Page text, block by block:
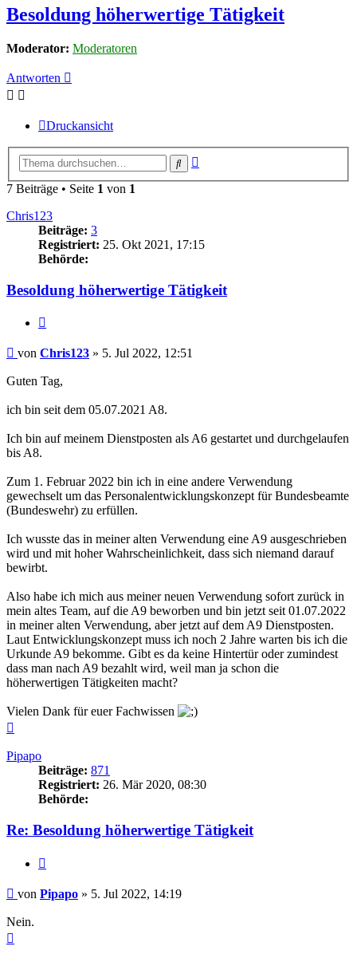
Besoldung höherwertige Tätigkeit
Moderator: Moderatoren
Antworten
Druckansicht
Suche
7 Beiträge • Seite 1 von 1
Chris123
Beiträge: 3
Registriert: 25. Okt 2021, 17:15
Behörde:
Besoldung höherwertige Tätigkeit
Beitrag
von Chris123 » 5. Jul 2022, 12:51
Guten Tag,
ich bin seit dem 05.07.2021 A8.
Ich bin auf meinem Dienstposten als A6 gestartet und durchgelaufen
bis A8.
Zum 1. Februar 2022 bin ich in eine andere Verwendung
gewechselt um das Personalentwicklungskonzept für Bundesbeamte
(Bundeswehr) zu erfüllen.
Ich wusste das in meiner alten Verwendung eine A9 ausgeschrieben
wird und mit hoher Wahrscheinlichkeit, dass sich niemand darauf
bewirbt.
Also habe ich mich aus meiner neuen Verwendung sofort zurück in
mein altes Team, auf die A9 beworben und bin jetzt seit 01.07.2022
in meiner alten Verwendung, aber jetzt auf dem A9 Dienstposten.
Laut Entwicklungskonzept muss ich noch 2 Jahre warten bis ich die
Urkunde A9 bekomme. Gibt es da keine Hintertür oder zumindest
dass man nach A9 bezahlt wird, weil man ja schon die
höherwertigen Tätigkeiten macht?
Vielen Dank für euer Fachwissen
Pipapo
Beiträge: 871
Registriert: 26. Mär 2020, 08:30
Behörde:
Re: Besoldung höherwertige Tätigkeit
Beitrag
von Pipapo » 5. Jul 2022, 14:19
Nein.